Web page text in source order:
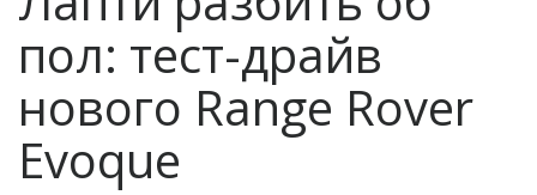
пол: тест-драйв
нового Range Rover
Evoque